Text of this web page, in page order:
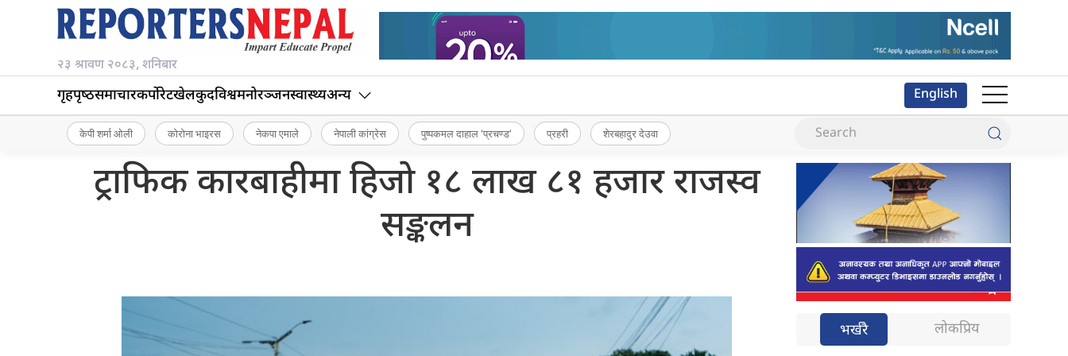
२३ श्रावण २०८३, शनिबार
गृहपृष्‍ठसमाचारकर्पोरेटखेलकुदविश्वमनोरञ्जनस्वास्थ्यअन्य English
केपी शर्मा ओली कोरोना भाइरस नेकपा एमाले नेपाली कांग्रेस पुष्पकमल दाहाल ‘प्रचण्ड’ प्रहरी शेरबहादुर देउवा
ट्राफिक कारबाहीमा हिजो १८ लाख ८१ हजार राजस्व
सङ्कलन
भर्खरै लोकप्रिय